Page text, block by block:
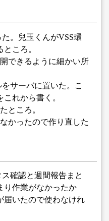
た。兒玉くんがVSS環
ころ。
できるように細かい所
をサーバに置いた。こ
れから書く。
ところ。
かったので作り直した
ス確認と週間報告まと
り作業がなかったか
届いたので使わなけれ